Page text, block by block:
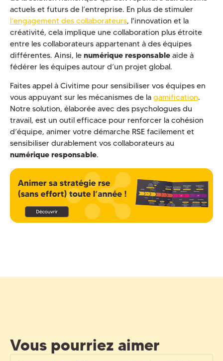
actuels et futurs de l’entreprise. En plus de stimuler
l’engagement des collaborateurs, l'innovation et la
créativité, cela implique une collaboration plus étroite
entre les collaborateurs appartenant à des équipes
différentes. Ainsi, le numérique responsableaide à
fédérer les équipes autour d’un projet global.
Faites appel à Civitime pour sensibiliser vos équipes en
vous appuyant sur les mécanismes de la gamification.
Notre solution, élaborée avec des psychologues du
travail, est un outil efficace pour renforcer la cohésion
d’équipe, animer votre démarche RSE facilement et
sensibiliser durablement vos collaborateurs au
numérique responsable.
Vous pourriez aimer